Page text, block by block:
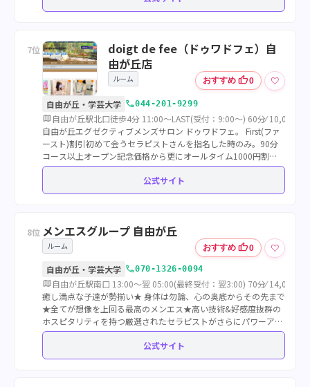
7位
doigt de fee（ドゥワドフェ）自
由が丘店
ルーム おすすめ thumb_up0
♡
自由が丘・学芸大学 call044-201-9299
map 自由が丘駅北口徒歩4分 11:00～LAST(受付：9:00～) 60分⁄ 10,000円
自由が丘エグゼクティブメンズサロン ドゥワドフェ。 First(ファ
ースト)割引初めて会うセラピストさんを指名した時のみ。90分
コース以上オープン記念価格から更にオールタイム1000円割
引。 受付時に合言葉『ランキング』本指名やルーム入室後は割引
公式サイト
8位 メンエスグループ 自由が丘
ルーム おすすめ thumb_up0
♡
自由が丘・学芸大学 call070-1326-0094
map 自由が丘駅南口 13:00～翌 05:00(最終受付：翌3:00) 70分⁄ 14,000円
癒し満点な子達が勢揃い★ 身体は勿論、心の奥底からその先まで
★全てが想像を上回る最高のメンエス★高い技術&好感度抜群の
ホスピタリティを持つ厳選されたセラピストがさらにパワーアッ
プ★ご利用は是非メンエスグループへ★
公式サイト